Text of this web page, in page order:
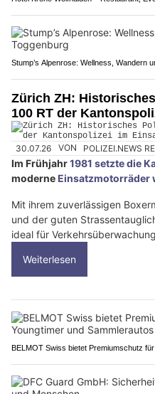
Stump’s Alpenrose: Wellness, Wandern
Zürich ZH:
100 RT der
30.07.26 VON POLIZEI.NEWS
Im Frühjahr1981 setzte die
moderne Einsatzmotorräder
Mit ihrem zuverlässigen
und der guten
ideal für
Weiterlesen
BELMOT Swiss bietet Premiumschutz